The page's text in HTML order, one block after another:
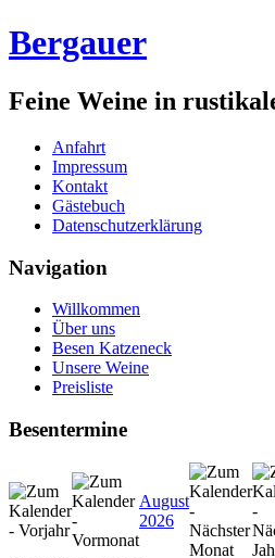
Bergauer
Feine Weine in
Anfahrt
Impressum
Kontakt
Gästebuch
Datenschutzerklärung
Navigation
Willkommen
Über uns
Besen Katzeneck
Unsere Weine
Preisliste
Besentermine
August
2026